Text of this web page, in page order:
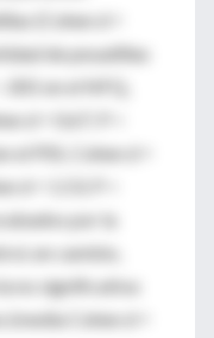
(Cohen d =
de pesadillas
en el NFQ,
d = 0.67; P <
PSS, Cohen d =
d = 1.53; P <
por la
en cambio,
no significativa
Cohen d =